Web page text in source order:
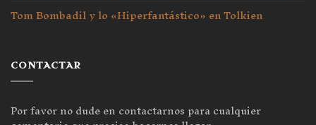
Tom Bombadil y lo «Hiperfantástico» en Tolkien
CONTACTAR
Por favor no dude en contactarnos para cualquier